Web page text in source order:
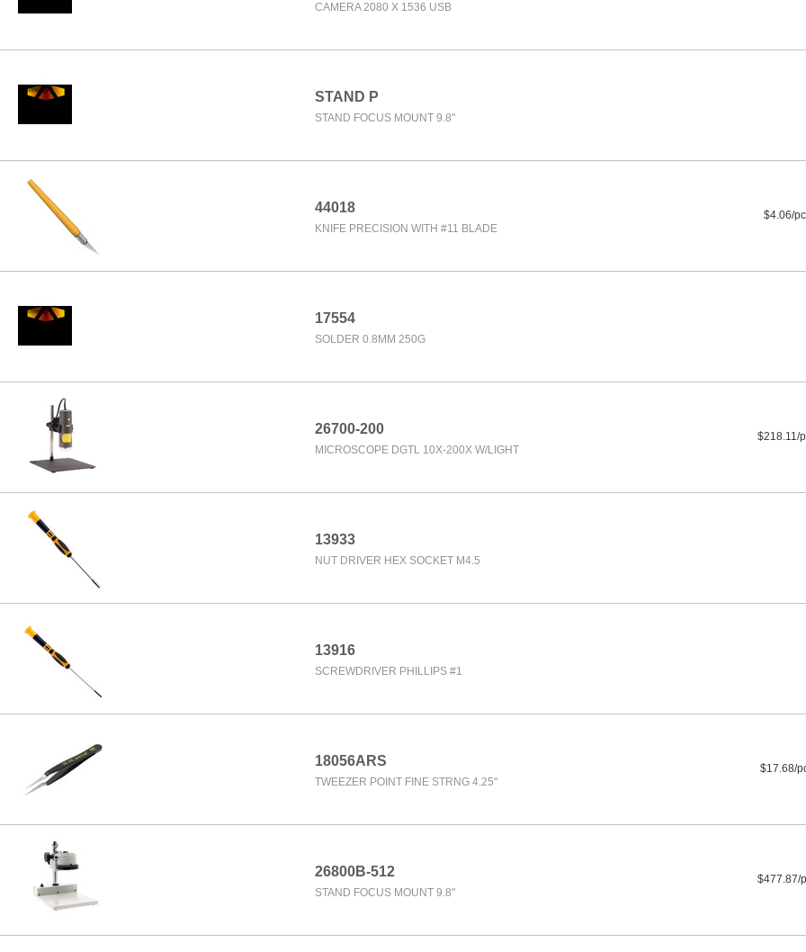
CAMERA 2080 X 1536 USB
STAND P
STAND FOCUS MOUNT 9.8"
44018
KNIFE PRECISION WITH #11 BLADE
$4.06/
17554
SOLDER 0.8MM 250G
26700-200
MICROSCOPE DGTL 10X-200X W/LIGHT
$218.11/
13933
NUT DRIVER HEX SOCKET M4.5
13916
SCREWDRIVER PHILLIPS #1
18056ARS
TWEEZER POINT FINE STRNG 4.25"
$17.68/
26800B-512
STAND FOCUS MOUNT 9.8"
$477.87/